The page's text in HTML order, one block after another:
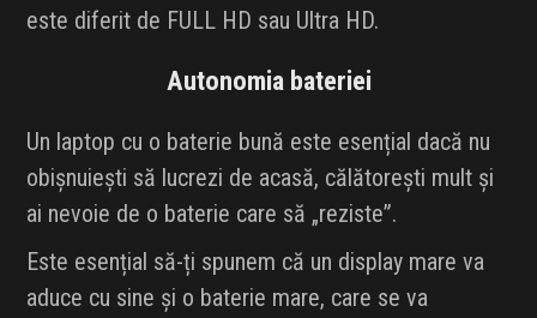
este diferit de FULL HD sau Ultra HD.
Autonomia bateriei
Un laptop cu o baterie bună este esențial dacă nu
obișnuiești să lucrezi de acasă, călătorești mult și
ai nevoie de o baterie care să „reziste”.
Este esențial să-ți spunem că un display mare va
aduce cu sine și o baterie mare, care se va